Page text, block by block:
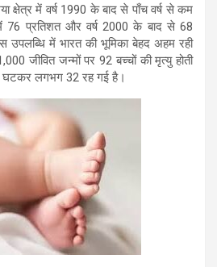
क्षेत्र में वर्ष 1990 के बाद से पाँच वर्ष से कम
प्रतिशत और वर्ष 2000 के बाद से 68
में भारत की भूमिका बेहद अहम रही
जीवित जन्मों पर 92 बच्चों की मृत्यु होती
घटकर लगभग 32 रह गई है।